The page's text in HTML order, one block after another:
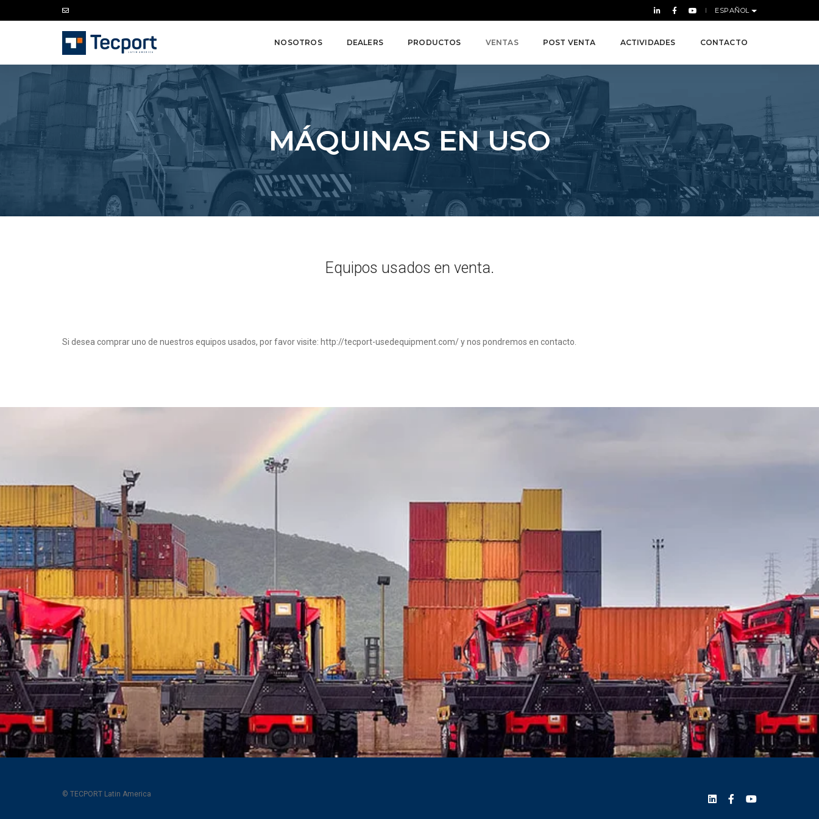
ESPAÑOL
NOSOTROS DEALERS PRODUCTOS VENTAS POST VENTA ACTIVIDADES CONTACTO
MÁQUINAS EN USO
Equipos usados en venta.
Si desea comprar uno de nuestros equipos usados, por favor visite: http://tecport-usedequipment.com/y nos pondremos en contacto.
© TECPORT Latin America